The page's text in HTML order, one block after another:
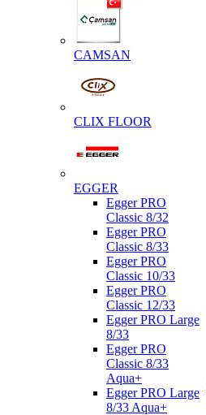
CAMSAN
CLIX FLOOR
EGGER
Egger PRO
Classic 8/32
Egger PRO
Classic 8/33
Egger PRO
Classic 10/33
Egger PRO
Classic 12/33
Egger PRO Large
8/33
Egger PRO
Classic 8/33
Aqua+
Egger PRO Large
8/33 Aqua+